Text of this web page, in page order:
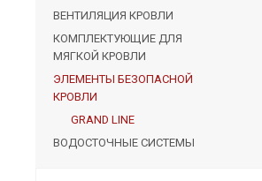
ВЕНТИЛЯЦИЯ КРОВЛИ
КОМПЛЕКТУЮЩИЕ ДЛЯ
МЯГКОЙ КРОВЛИ
ЭЛЕМЕНТЫ БЕЗОПАСНОЙ
КРОВЛИ
GRAND LINE
ВОДОСТОЧНЫЕ СИСТЕМЫ